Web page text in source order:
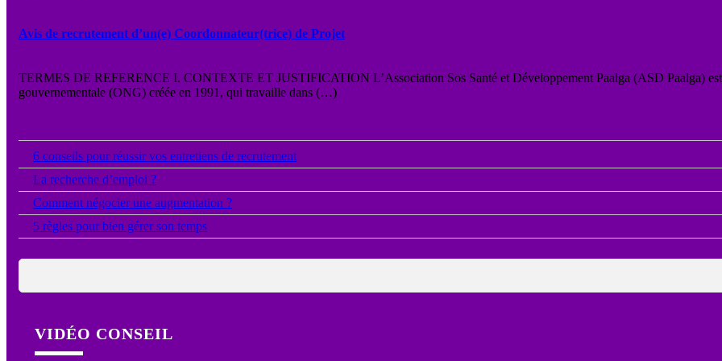
Avis de recrutement d’un(e) Coordonnateur(trice) de Projet
TERMES DE REFERENCE I. CONTEXTE ET JUSTIFICATION L’Association Sos Santé et Développement Paalga (ASD Paalga)
gouvernementale (ONG) créée en 1991, qui travaille dans (…)
6 conseils pour réussir vos entretiens de recrutement
La recherche d’emploi ?
Comment négocier une augmentation ?
5 règles pour bien gérer son temps
VIDÉO CONSEIL